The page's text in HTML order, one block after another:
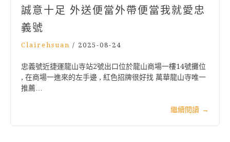
誠意十足 外送便當外帶便當我就愛忠
義號
Clairehsuan / 2025-08-24
忠義號近捷運龍山寺站2號出口位於龍山商場一樓14號攤位
, 在商場一進來的左手邊 , 紅色招牌很好找 萬華龍山寺唯一
推薦…
繼續閱讀 →